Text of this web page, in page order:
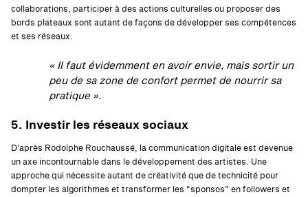
collaborations, participer à des actions culturelles ou proposer des
bords plateaux sont autant de façons de développer ses compétences
et ses réseaux.
« Il faut évidemment en avoir envie, mais sortir un
peu de sa zone de confort permet de nourrir sa
pratique ».
5. Investir les réseaux sociaux
D’après Rodolphe Rouchaussé, la communication digitale est devenue
un axe incontournable dans le développement des artistes. Une
approche qui nécessite autant de créativité que de technicité pour
dompter les algorithmes et transformer les “sponsos” en followers et